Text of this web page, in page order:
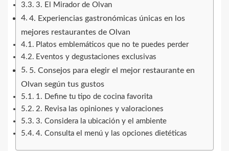
3. El Mirador de Olvan
4. Experiencias gastronómicas únicas en los
mejores restaurantes de Olvan
Platos emblemáticos que no te puedes perder
Eventos y degustaciones exclusivas
5. Consejos para elegir el mejor restaurante en
Olvan según tus gustos
1. Define tu tipo de cocina favorita
2. Revisa las opiniones y valoraciones
3. Considera la ubicación y el ambiente
4. Consulta el menú y las opciones dietéticas